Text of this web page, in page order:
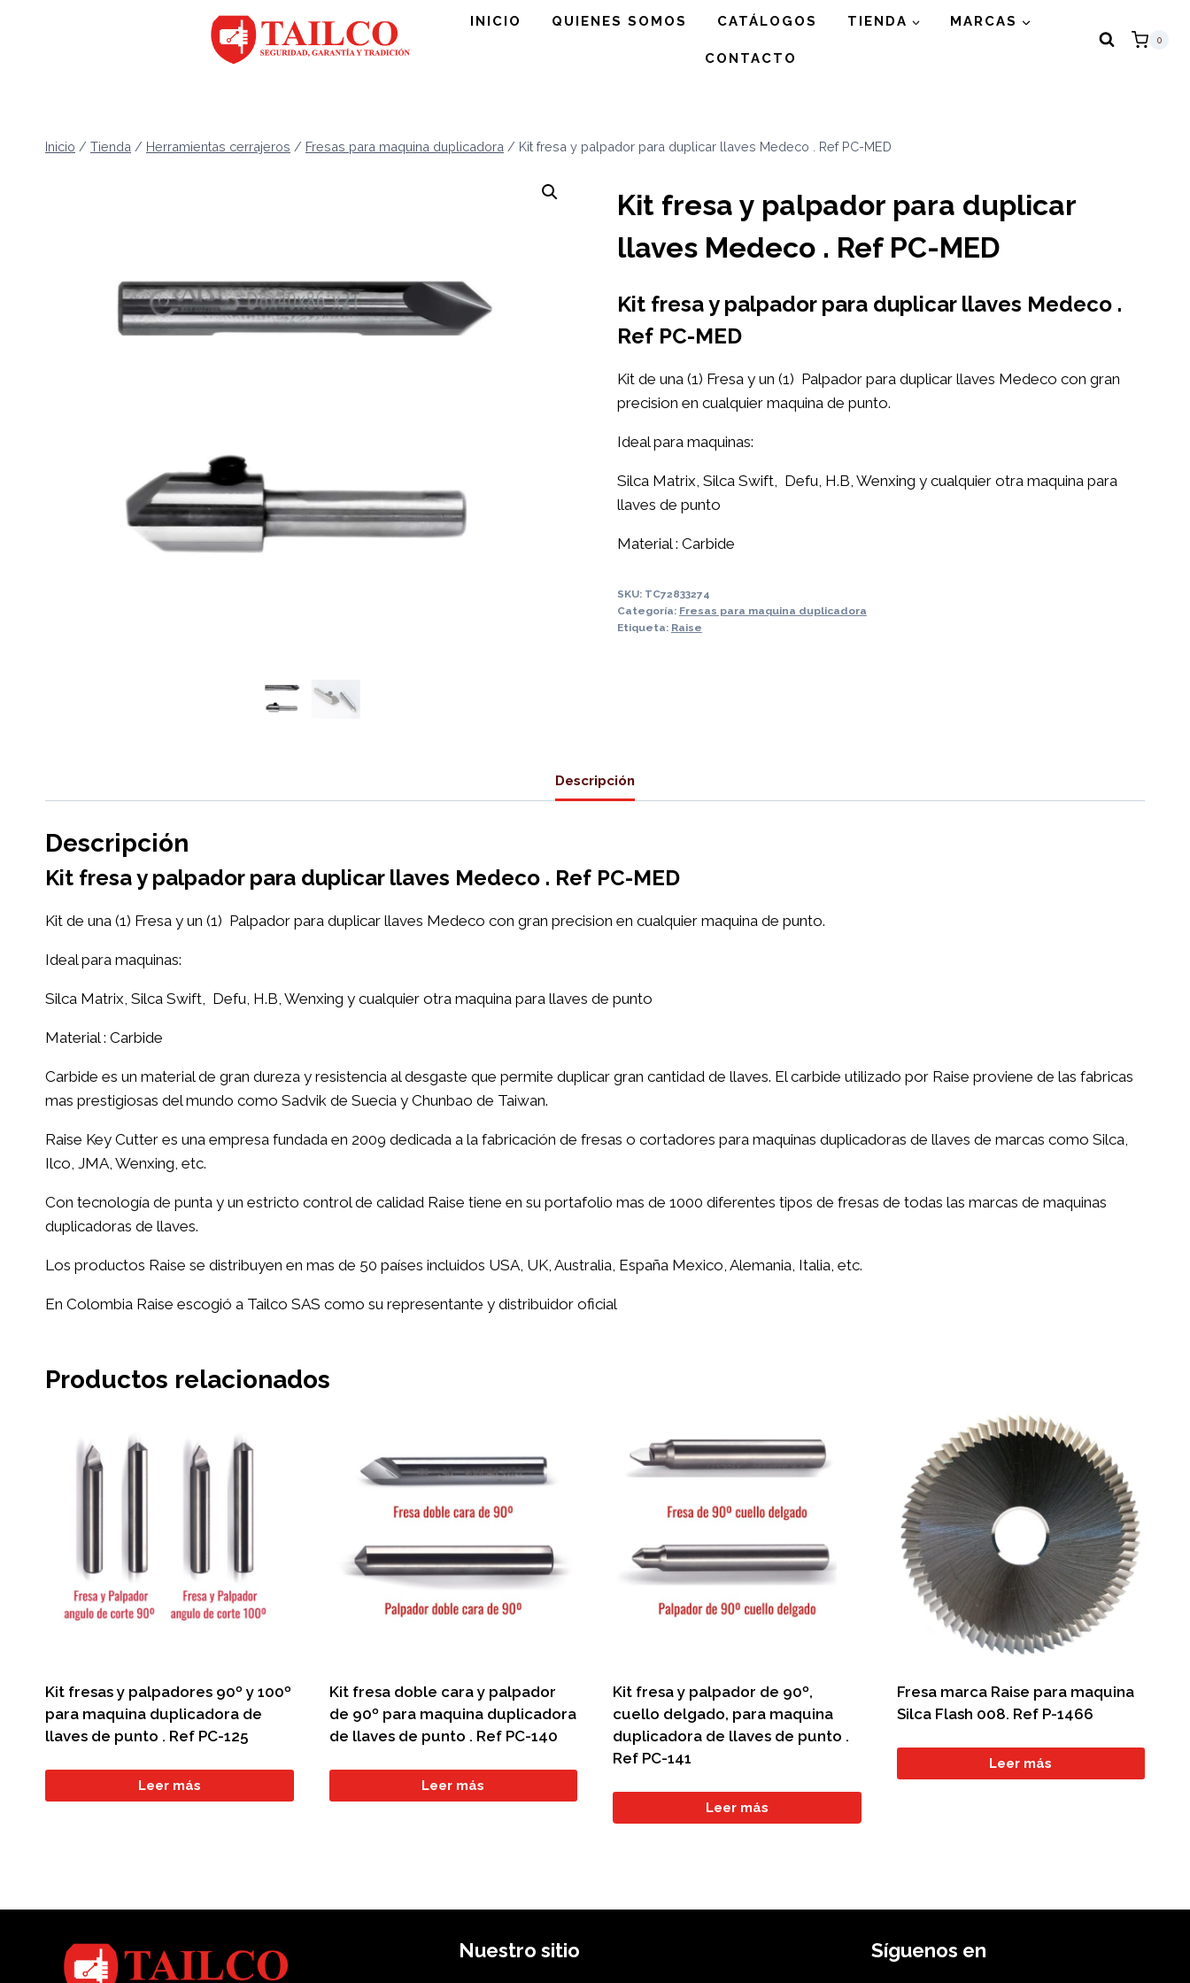
INICIO QUIENES SOMOS CATÁLOGOS TIENDA MARCAS
CONTACTO
0
Inicio / Tienda / Herramientas cerrajeros / Fresas para maquina duplicadora / Kit fresa y palpador para duplicar llaves Medeco . Ref PC-MED
Kit fresa y palpador para duplicar
llaves Medeco . Ref PC-MED
Kit fresa y palpador para duplicar llaves Medeco .
Ref PC-MED
Kit de una (1) Fresa y un (1) Palpador para duplicar llaves Medeco con gran
precision en cualquier maquina de punto.
Ideal para maquinas:
Silca Matrix, Silca Swift, Defu, H.B, Wenxing y cualquier otra maquina para
llaves de punto
Material : Carbide
SKU: TC72833274
Categoría: Fresas para maquina duplicadora
Etiqueta: Raise
Descripción
Descripción
Kit fresa y palpador para duplicar llaves Medeco . Ref PC-MED
Kit de una (1) Fresa y un (1) Palpador para duplicar llaves Medeco con gran precision en cualquier maquina de punto.
Ideal para maquinas:
Silca Matrix, Silca Swift, Defu, H.B, Wenxing y cualquier otra maquina para llaves de punto
Material : Carbide
Carbide es un material de gran dureza y resistencia al desgaste que permite duplicar gran cantidad de llaves. El carbide utilizado por Raise proviene de las fabricas
mas prestigiosas del mundo como Sadvik de Suecia y Chunbao de Taiwan.
Raise Key Cutter es una empresa fundada en 2009 dedicada a la fabricación de fresas o cortadores para maquinas duplicadoras de llaves de marcas como Silca,
Ilco, JMA, Wenxing, etc.
Con tecnología de punta y un estricto control de calidad Raise tiene en su portafolio mas de 1000 diferentes tipos de fresas de todas las marcas de maquinas
duplicadoras de llaves.
Los productos Raise se distribuyen en mas de 50 países incluidos USA, UK, Australia, España Mexico, Alemania, Italia, etc.
En Colombia Raise escogió a Tailco SAS como su representante y distribuidor oficial
Productos relacionados
Kit fresas y palpadores 90º y 100º
para maquina duplicadora de
llaves de punto . Ref PC-125
Leer más
Kit fresa doble cara y palpador
de 90º para maquina duplicadora
de llaves de punto . Ref PC-140
Leer más
Kit fresa y palpador de 90º,
cuello delgado, para maquina
duplicadora de llaves de punto .
Ref PC-141
Leer más
Fresa marca Raise para maquina
Silca Flash 008. Ref P-1466
Leer más
Nuestro sitio Síguenos en